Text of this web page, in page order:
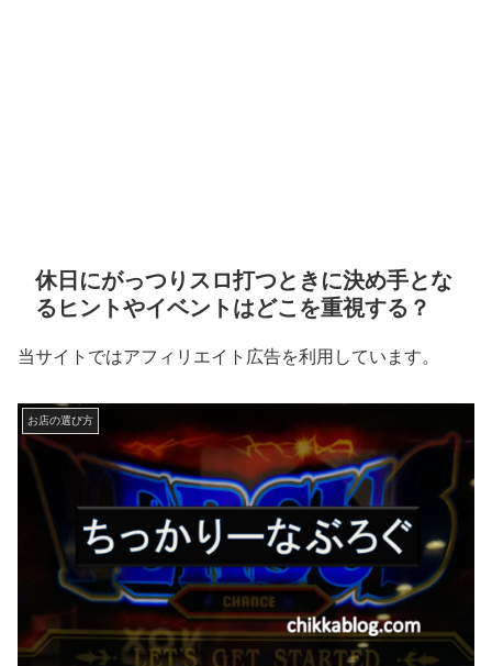
休日にがっつりスロ打つときに決め手とな
るヒントやイベントはどこを重視する？
当サイトではアフィリエイト広告を利用しています。
お店の選び方